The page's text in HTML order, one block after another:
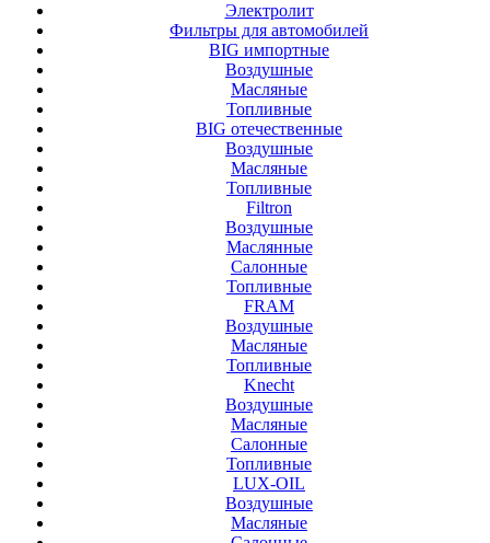
Электролит
Фильтры для автомобилей
BIG импортные
Воздушные
Масляные
Топливные
BIG отечественные
Воздушные
Масляные
Топливные
Filtron
Воздушные
Маслянные
Салонные
Топливные
FRAM
Воздушные
Масляные
Топливные
Knecht
Воздушные
Масляные
Салонные
Топливные
LUX-OIL
Воздушные
Масляные